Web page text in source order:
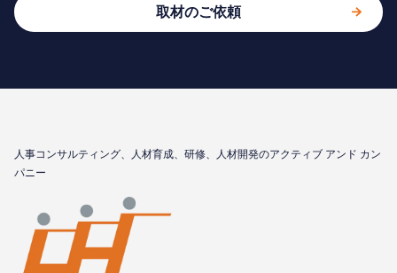
取材のご依頼
⼈事コンサルティング、⼈材育成、研修、⼈材開発のアクティブ アンド カン
パニー